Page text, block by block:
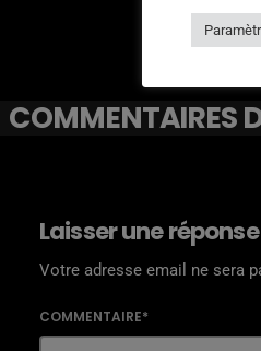
COMMENTAIRES
Laisser une réponse
Votre adresse email ne sera
COMMENTAIRE*